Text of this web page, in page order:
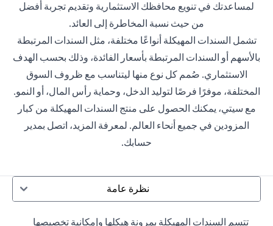
لمساعدتك في تنويع محافظك الاستثمارية وتقديم تجربة أفضل
من حيث نسبة المخاطرة إلى العائد.
تشمل السندات المهيكلة أنواعًا مختلفة، مثل السندات المرتبطة
بالأسهم أو السندات المرتبطة بأسعار الفائدة، وذلك بحسب الهدف
الاستثماري. صُمم كل نوع منها ليتناسب مع ظروف السوق
المختلفة، موفرًا فرصًا لتوليد الدخل، وحماية رأس المال، أو النمو.
مع سيتي، يمكنك الحصول على منتج السندات المهيكلة من كبار
المزودين في جميع أنحاء العالم. لمعرفة المزيد، اتصل بمدير
حسابك.
نظرة عامة
تتسم السندات المهيكلة بمرونة هيكلها وإمكانية تخصيصها